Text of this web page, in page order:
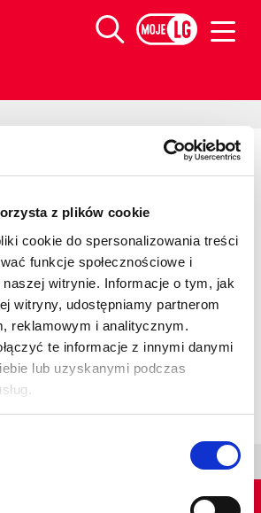
z plików cookie
cookie do spersonalizowania treści
funkcje społecznościowe i
witrynie. Informacje o tym, jak
witryny, udostępniamy partnerom
reklamowym i analitycznym.
te informacje z innymi danymi
lub uzyskanymi podczas
w produkcji materiału siewnego
Szukaj
widocznej po lewej stronie i
przeprowadzonych przez nas